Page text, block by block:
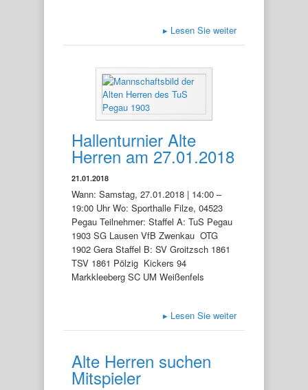
▸ Lesen Sie weiter
Hallenturnier Alte
Herren am 27.01.2018
21.01.2018
Wann: Samstag, 27.01.2018 | 14:00 –
19:00 Uhr Wo: Sporthalle Filze, 04523
Pegau Teilnehmer: Staffel A: TuS Pegau
1903 SG Lausen VfB Zwenkau OTG
1902 Gera Staffel B: SV Groitzsch 1861
TSV 1861 Pölzig Kickers 94
Markkleeberg SC UM Weißenfels
▸ Lesen Sie weiter
Alte Herren suchen
Mitspieler